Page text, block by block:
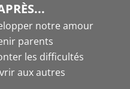
notre amour
parents
les difficultés
aux autres